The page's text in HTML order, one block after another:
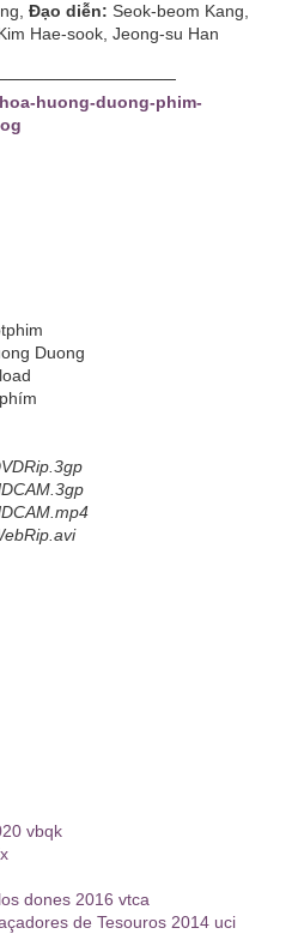
Đạo diễn: Seok-beom Kang,
Hae-sook, Jeong-su Han
huong-duong-phim-
Duong
vbqk
dones 2016 vtca
de Tesouros 2014 uci